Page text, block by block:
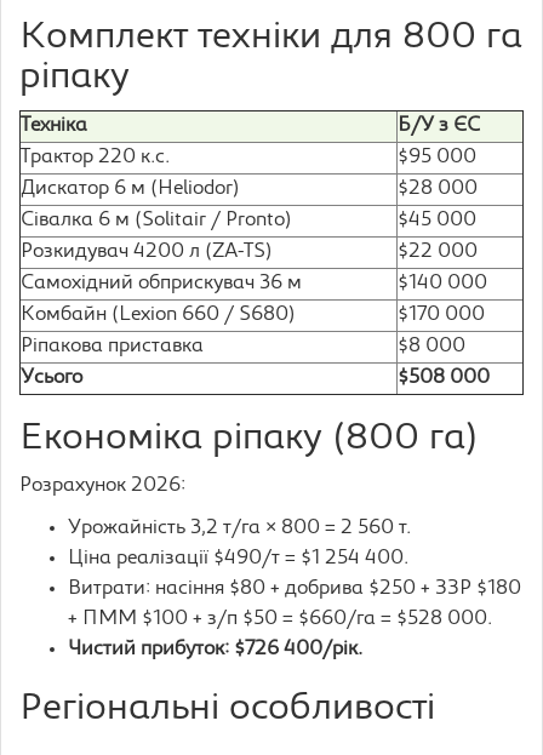
Комплект техніки для 800 га
ріпаку
Техніка
Б/У з ЄС
Трактор 220 к.с.
$95 000
Дискатор 6 м (Heliodor)
$28 000
Сівалка 6 м (Solitair / Pronto)
$45 000
Розкидувач 4200 л (ZA-TS)
$22 000
Самохідний обприскувач 36 м
$140 000
Комбайн (Lexion 660 / S680)
$170 000
Ріпакова приставка
$8 000
Усього
$508 000
Економіка ріпаку (800 га)
Розрахунок 2026:
Урожайність 3,2 т/га × 800 = 2 560 т.
Ціна реалізації $490/т = $1 254 400.
Витрати: насіння $80 + добрива $250 + ЗЗР $180
+ ПММ $100 + з/п $50 = $660/га = $528 000.
Чистий прибуток: $726 400/рік.
Регіональні особливості